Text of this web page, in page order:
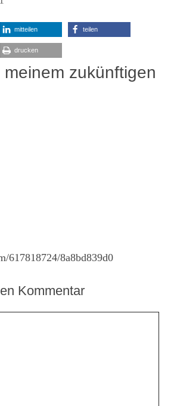
mitteilen teilen
drucken
meinem zukünftigen
617818724/8a8bd839d0
Kommentar